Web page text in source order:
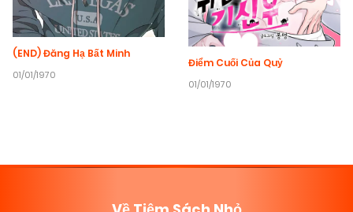
(END) Đăng Hạ Bất Minh
01/01/1970
Điểm Cuối Của Quỷ
01/01/1970